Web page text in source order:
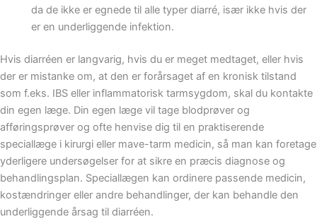
da de ikke er egnede til alle typer diarré, især ikke hvis der
er en underliggende infektion.
Hvis diarréen er langvarig, hvis du er meget medtaget, eller hvis
der er mistanke om, at den er forårsaget af en kronisk tilstand
som f.eks. IBS eller inflammatorisk tarmsygdom, skal du kontakte
din egen læge. Din egen læge vil tage blodprøver og
afføringsprøver og ofte henvise dig til en praktiserende
speciallæge i kirurgi eller mave-tarm medicin, så man kan foretage
yderligere undersøgelser for at sikre en præcis diagnose og
behandlingsplan. Speciallægen kan ordinere passende medicin,
kostændringer eller andre behandlinger, der kan behandle den
underliggende årsag til diarréen.